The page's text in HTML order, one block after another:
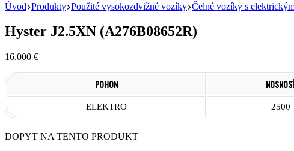
Úvod Produkty Použité vysokozdvižné vozíky Čelné vozíky s
Hyster J2.5XN (A276B08652R)
16.000 €
POHON
ELEKTRO 2500
DOPYT NA TENTO PRODUKT